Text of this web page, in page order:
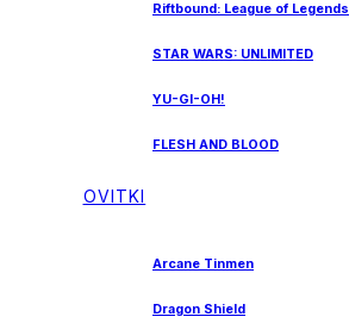
Riftbound: League of Legends
STAR WARS: UNLIMITED
YU-GI-OH!
FLESH AND BLOOD
OVITKI
Arcane Tinmen
Dragon Shield